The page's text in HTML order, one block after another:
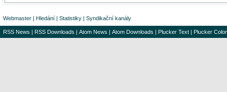
Webmaster | Hledání | Statistiky | Syndikační kanály
RSS News | RSS Downloads | Atom News | Atom Downloads | Plucker Text | Plucker Color